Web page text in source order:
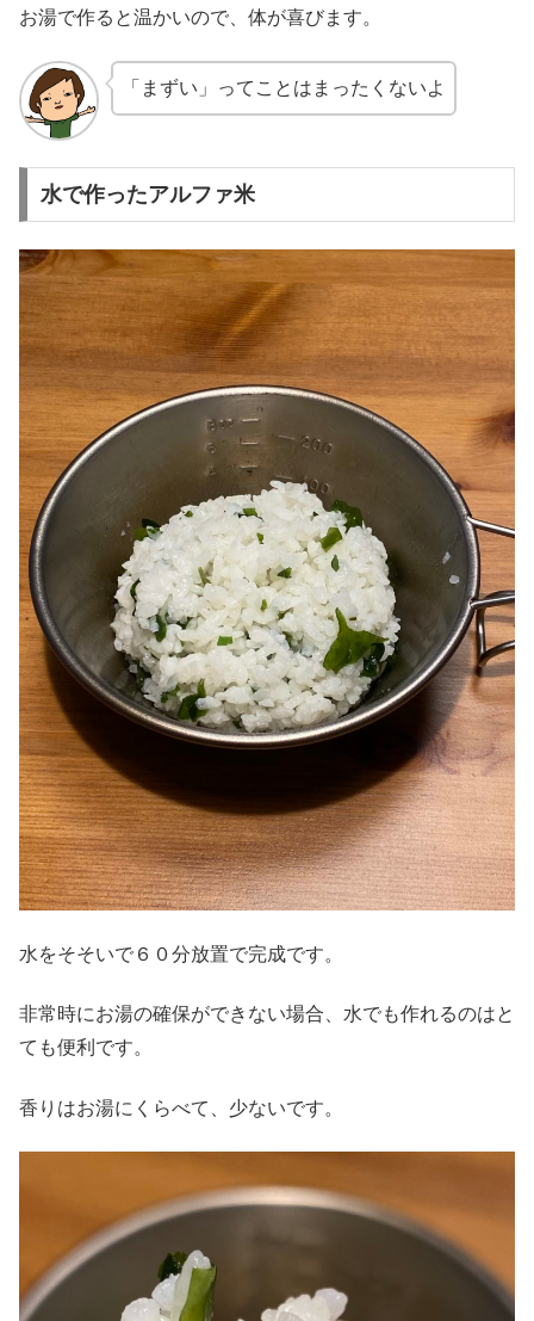
お湯で作ると温かいので、体が喜びます。
「まずい」ってことはまったくないよ
水で作ったアルファ米
水をそそいで６０分放置で完成です。
非常時にお湯の確保ができない場合、水でも作れるのはと
ても便利です。
香りはお湯にくらべて、少ないです。